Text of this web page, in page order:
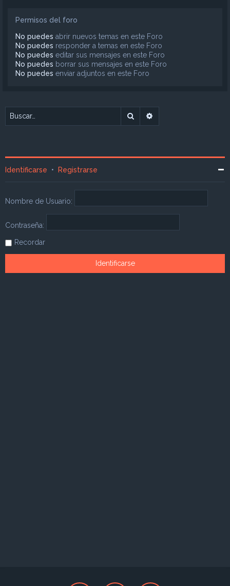
Permisos del foro
No puedes abrir nuevos temas en este Foro
No puedes responder a temas en este Foro
No puedes editar sus mensajes en este Foro
No puedes borrar sus mensajes en este Foro
No puedes enviar adjuntos en este Foro
Buscar
Identificarse • Registrarse
Nombre de Usuario:
Contraseña:
Recordar